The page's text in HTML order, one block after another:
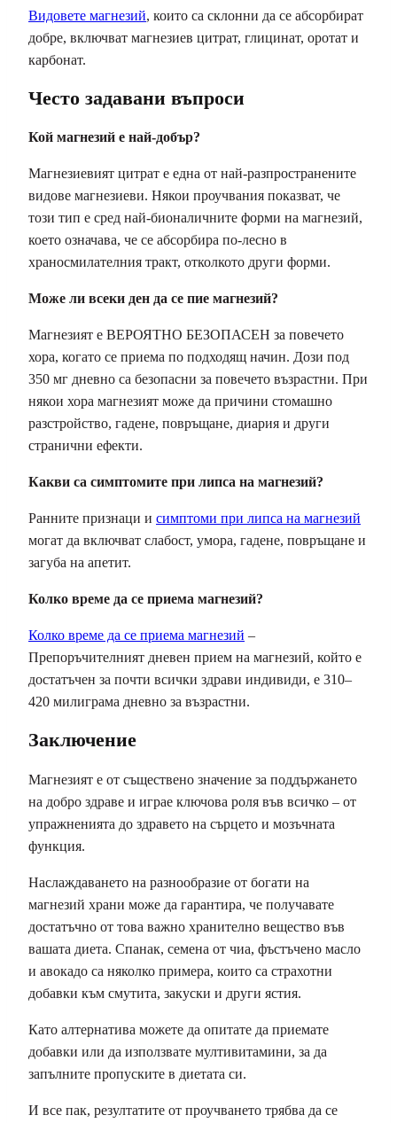
Видовете магнезий, които са склонни да се абсорбират
добре, включват магнезиев цитрат, глицинат, оротат и
карбонат.
Често задавани въпроси
Кой магнезий е най-добър?
Магнезиевият цитрат е една от най-разпространените
видове магнезиеви. Някои проучвания показват, че
този тип е сред най-бионаличните форми на магнезий,
което означава, че се абсорбира по-лесно в
храносмилателния тракт, отколкото други форми.
Може ли всеки ден да се пие магнезий?
Магнезият е ВЕРОЯТНО БЕЗОПАСЕН за повечето
хора, когато се приема по подходящ начин. Дози под
350 мг дневно са безопасни за повечето възрастни. При
някои хора магнезият може да причини стомашно
разстройство, гадене, повръщане, диария и други
странични ефекти.
Какви са симптомите при липса на магнезий?
Ранните признаци и симптоми при липса на магнезий
могат да включват слабост, умора, гадене, повръщане и
загуба на апетит.
Колко време да се приема магнезий?
Колко време да се приема магнезий –
Препоръчителният дневен прием на магнезий, който е
достатъчен за почти всички здрави индивиди, е 310–
420 милиграма дневно за възрастни.
Заключение
Магнезият е от съществено значение за поддържането
на добро здраве и играе ключова роля във всичко – от
упражненията до здравето на сърцето и мозъчната
функция.
Наслаждаването на разнообразие от богати на
магнезий храни може да гарантира, че получавате
достатъчно от това важно хранително вещество във
вашата диета. Спанак, семена от чиа, фъстъчено масло
и авокадо са няколко примера, които са страхотни
добавки към смутита, закуски и други ястия.
Като алтернатива можете да опитате да приемате
добавки или да използвате мултивитамини, за да
запълните пропуските в диетата си.
И все пак, резултатите от проучването трябва да се